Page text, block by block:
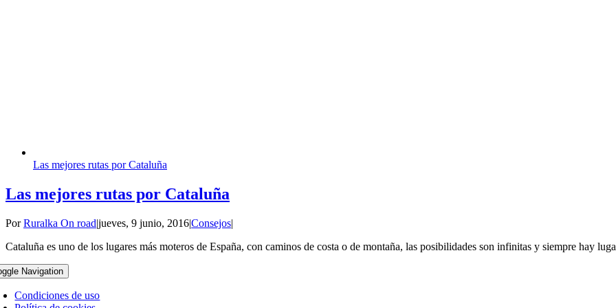
Las mejores rutas por Cataluña
Las mejores rutas por Cataluña
PorRuralka On road|jueves, 9 junio, 2016|Consejos|
Cataluña es uno de los lugares más moteros de España, con caminos de costa o de montaña, las posibilidades son infinitas y siempre hay
Navigation
Condiciones de uso